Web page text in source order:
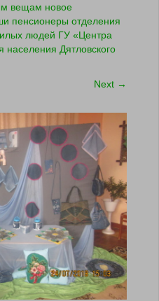
вещам новое
пенсионеры отделения
людей ГУ «Центра
населения Дятловского
Next →